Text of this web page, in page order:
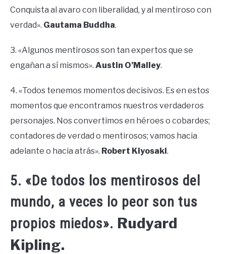
Conquista al avaro con liberalidad, y al mentiroso con
verdad». Gautama Buddha.
3. «Algunos mentirosos son tan expertos que se
engañan a sí mismos». Austin O’Malley.
4. «Todos tenemos momentos decisivos. Es en estos
momentos que encontramos nuestros verdaderos
personajes. Nos convertimos en héroes o cobardes;
contadores de verdad o mentirosos; vamos hacia
adelante o hacia atrás». Robert Kiyosaki.
5. «De todos los mentirosos del
mundo, a veces lo peor son tus
propios miedos». Rudyard
Kipling.